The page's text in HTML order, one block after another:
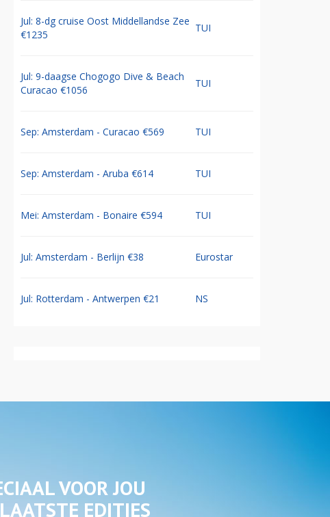
Jul: 8-dg cruise Oost Middellandse Zee
€1235
TUI
Jul: 9-daagse Chogogo Dive & Beach
Curacao €1056
TUI
Sep: Amsterdam - Curacao €569 TUI
Sep: Amsterdam - Aruba €614 TUI
Mei: Amsterdam - Bonaire €594 TUI
Jul: Amsterdam - Berlijn €38 Eurostar
Jul: Rotterdam - Antwerpen €21 NS
VOOR JOU
EDITIES